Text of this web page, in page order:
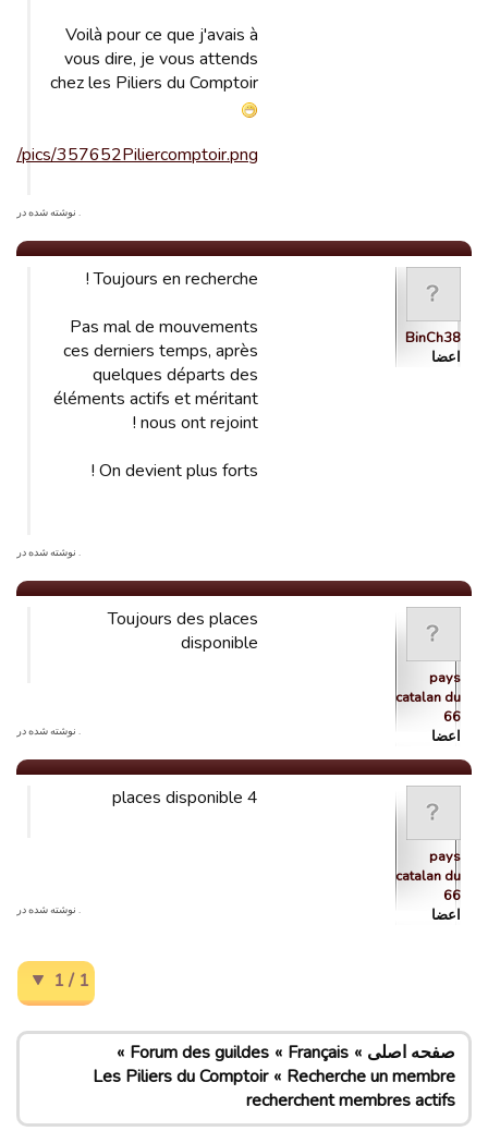
Voilà pour ce que j'avais à
vous dire, je vous attends
chez les Piliers du Comptoir
pics/357652Piliercomptoir.png
. نوشته شده در
BinCh38
اعضا
Toujours en recherche !
Pas mal de mouvements
ces derniers temps, après
quelques départs des
éléments actifs et méritant
nous ont rejoint !
On devient plus forts !
. نوشته شده در
pays
catalan du
66
اعضا
Toujours des places
disponible
. نوشته شده در
pays
catalan du
66
اعضا
4 places disponible
. نوشته شده در
1 / 1
صفحه اصلی Français
Forum des guildes
Recherche un membre
Les Piliers du Comptoir
recherchent membres actifs